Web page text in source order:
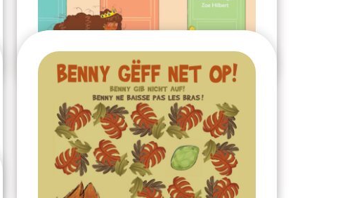
2023
Où est Mick ?
2023
La princesse à la
recherche